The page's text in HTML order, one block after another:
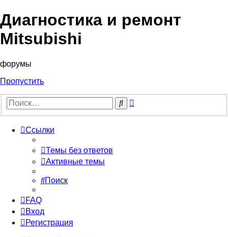
Диагностика и ремонт
Mitsubishi
форумы
Пропустить
Поиск
Ссылки
Темы без ответов
Активные темы
Поиск
FAQ
Вход
Регистрация